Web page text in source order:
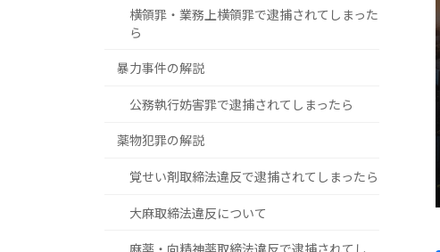
横領罪・業務上横領罪で逮捕されてしまった
ら
暴力事件の解説
公務執行妨害罪で逮捕されてしまったら
薬物犯罪の解説
覚せい剤取締法違反で逮捕されてしまったら
大麻取締法違反について